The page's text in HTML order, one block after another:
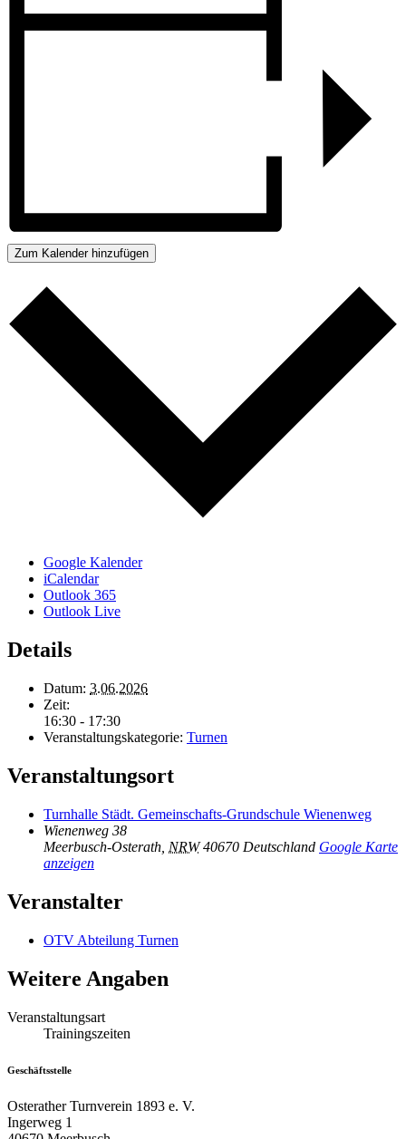
Zum Kalender hinzufügen
Google Kalender
iCalendar
Outlook 365
Outlook Live
Details
Datum: 3.06.2026
Zeit:
16:30 - 17:30
Veranstaltungskategorie: Turnen
Veranstaltungsort
Turnhalle Städt. Gemeinschafts-Grundschule Wienenweg
Wienenweg 38
Meerbusch-Osterath NRW 40670 Deutschland Google Karte
anzeigen
Veranstalter
OTV Abteilung Turnen
Weitere Angaben
Veranstaltungsart
Trainingszeiten
Geschäftsstelle
Osterather Turnverein 1893 e. V.
Ingerweg 1